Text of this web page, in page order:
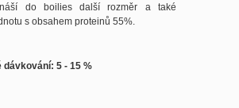
do boilies další rozměr a také
s obsahem proteinů 55%.
dávkování: 5 - 15 %